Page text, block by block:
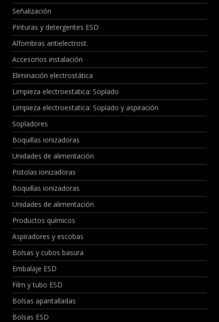
Señalización
Pinturas y detergentes ESD
Alfombras antielectrost.
Accesorios instalación
Eliminación electrostática
Limpieza electroestatica: Soplado
Limpieza electroestatica: Soplado y aspiración
Sopladores
Boquillas ionizadoras
Unidades de alimentación
Pistolas ionizadoras
Boquillas ionizadoras
Unidades de alimentación
Productos químicos
Aspiradores y escobas
Bolsas y cubos basura
Embalaje ESD
Film y tubo ESD
Bolsas apantalladas
Bolsas ESD